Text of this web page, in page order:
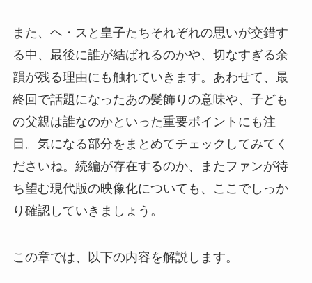
また、ヘ・スと皇子たちそれぞれの思いが交錯す
る中、最後に誰が結ばれるのかや、切なすぎる余
韻が残る理由にも触れていきます。あわせて、最
終回で話題になったあの髪飾りの意味や、子ども
の父親は誰なのかといった重要ポイントにも注
目。気になる部分をまとめてチェックしてみてく
ださいね。続編が存在するのか、またファンが待
ち望む現代版の映像化についても、ここでしっか
り確認していきましょう。
この章では、以下の内容を解説します。